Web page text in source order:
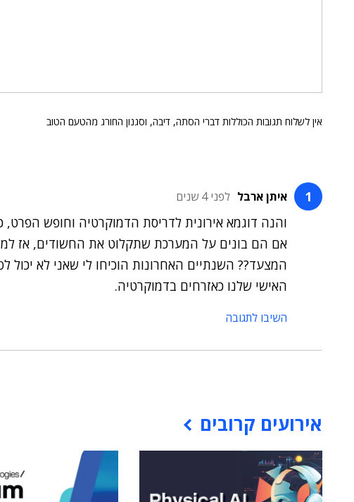
אין לשלוח תגובות הכוללות דברי הסתה, דיבה, וסגנון החורג מהטעם הטוב
איתן ארבל לפני 4 שנים
והנה דוגמא אירונית לדריסת הדמוקרטיה וחופש
המצעד?? השנתיים האחרונות הוכיחו לי שאני לא
האישי שלנו כאזרחים בדמוקרטיה.
השיבו לתגובה
אירועים קרובים